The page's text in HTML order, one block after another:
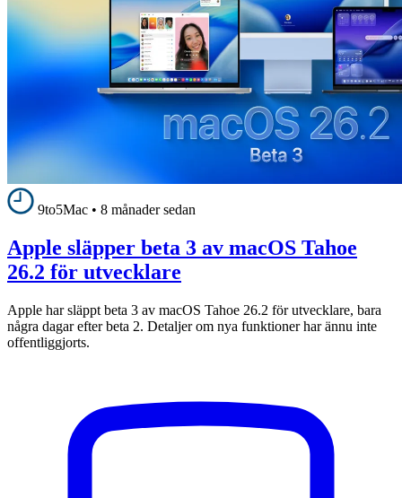
9to5Mac • 8 månader sedan
Apple släpper beta 3 av macOS Tahoe
26.2 för utvecklare
Apple har släppt beta 3 av macOS Tahoe 26.2 för utvecklare, bara
några dagar efter beta 2. Detaljer om nya funktioner har ännu inte
offentliggjorts.